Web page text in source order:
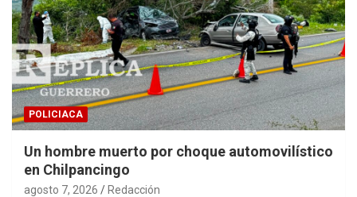
POLICIACA
Un hombre muerto por choque automovilístico
en Chilpancingo
agosto 7, 2026 Redacción